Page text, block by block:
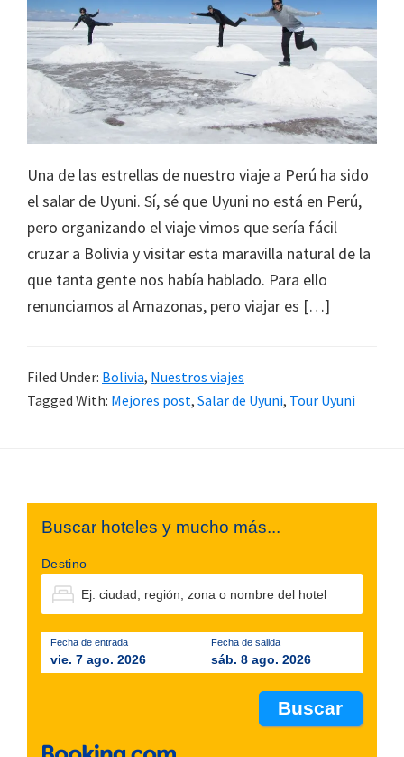
Una de las estrellas de nuestro viaje a Perú ha sido
el salar de Uyuni. Sí, sé que Uyuni no está en Perú,
pero organizando el viaje vimos que sería fácil
cruzar a Bolivia y visitar esta maravilla natural de la
que tanta gente nos había hablado. Para ello
renunciamos al Amazonas, pero viajar es […]
Filed Under: Bolivia, Nuestros viajes
Tagged With: Mejores post, Salar de Uyuni, Tour Uyuni
FooterBuscar hoteles y mucho más...
Destino
Fecha de entrada
vie. 7 ago. 2026
Fecha de salida
sáb. 8 ago. 2026